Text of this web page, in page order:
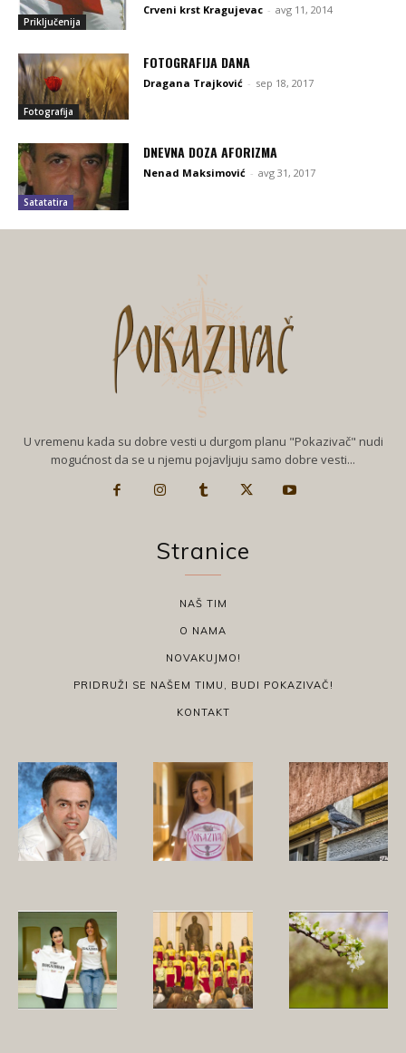
Priključenija
Crveni krst Kragujevac - avg 11, 2014
Fotografija
FOTOGRAFIJA DANA
Dragana Trajković - sep 18, 2017
Satatatira
DNEVNA DOZA AFORIZMA
Nenad Maksimović - avg 31, 2017
U vremenu kada su dobre vesti u durgom planu "Pokazivač" nudi
mogućnost da se u njemu pojavljuju samo dobre vesti...
Stranice
NAŠ TIM
O NAMA
NOVAKUJMO!
PRIDRUŽI SE NAŠEM TIMU, BUDI POKAZIVAČ!
KONTAKT